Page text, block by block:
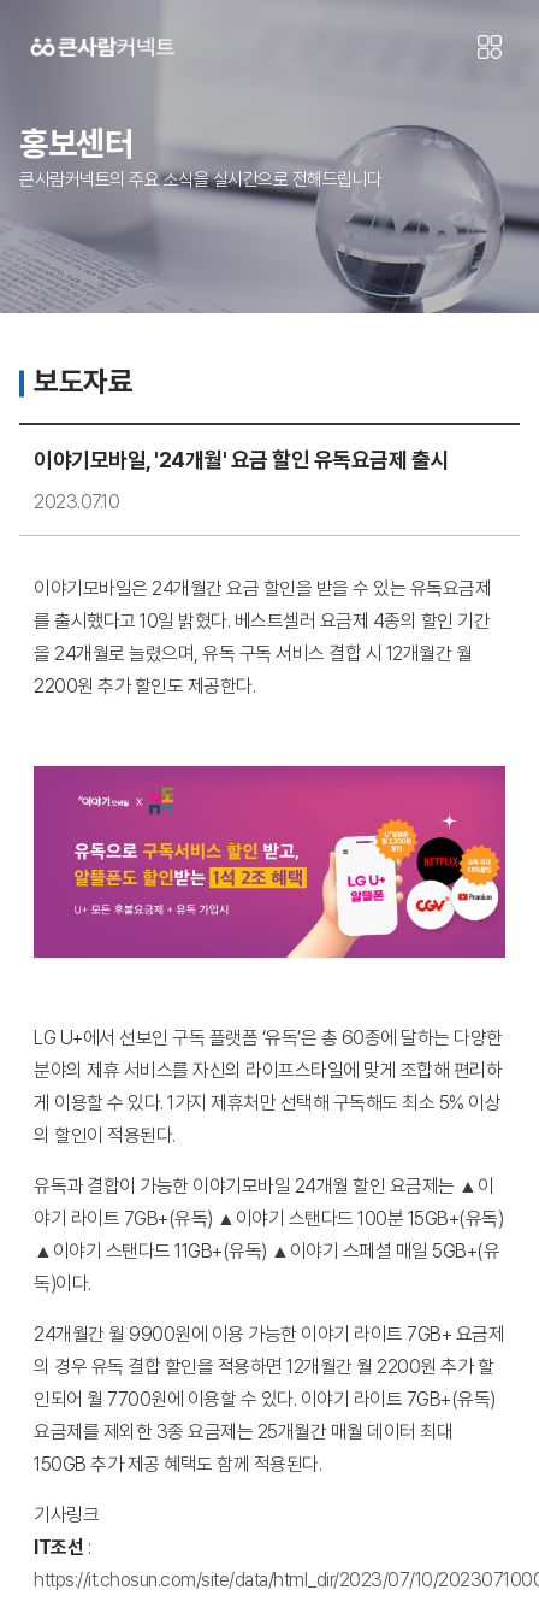
홍보센터
큰사람커넥트의 주요 소식을 실시간으로 전해드립니다
보도자료
이야기모바일, '24개월' 요금 할인 유독요금제 출시
2023.07.10
이야기모바일은 24개월간 요금 할인을 받을 수 있는 유독요금제
를 출시했다고 10일 밝혔다. 베스트셀러 요금제 4종의 할인 기간
을 24개월로 늘렸으며, 유독 구독 서비스 결합 시 12개월간 월
2200원 추가 할인도 제공한다.
LG U+에서 선보인 구독 플랫폼 ‘유독’은 총 60종에 달하는 다양한
분야의 제휴 서비스를 자신의 라이프스타일에 맞게 조합해 편리하
게 이용할 수 있다. 1가지 제휴처만 선택해 구독해도 최소 5% 이상
의 할인이 적용된다.
유독과 결합이 가능한 이야기모바일 24개월 할인 요금제는 ▲이
야기 라이트 7GB+(유독) ▲이야기 스탠다드 100분 15GB+(유독)
▲이야기 스탠다드 11GB+(유독) ▲이야기 스페셜 매일 5GB+(유
독)이다.
24개월간 월 9900원에 이용 가능한 이야기 라이트 7GB+ 요금제
의 경우 유독 결합 할인을 적용하면 12개월간 월 2200원 추가 할
인되어 월 7700원에 이용할 수 있다. 이야기 라이트 7GB+(유독)
요금제를 제외한 3종 요금제는 25개월간 매월 데이터 최대
150GB 추가 제공 혜택도 함께 적용된다.
기사링크
IT조선 :
https://it.chosun.com/site/data/html_dir/2023/07/10/